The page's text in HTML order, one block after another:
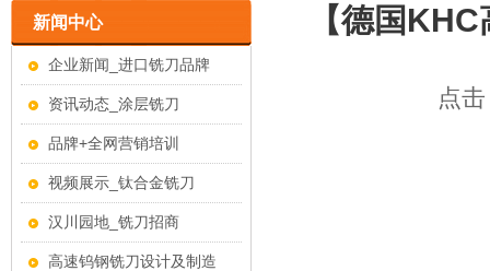
【德国
点
新闻中心
企业新闻_进口铣刀品牌
资讯动态_涂层铣刀
品牌+全网营销培训
视频展示_钛合金铣刀
汉川园地_铣刀招商
高速钨钢铣刀设计及制造